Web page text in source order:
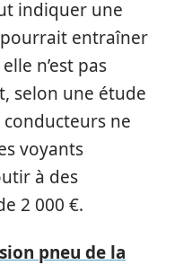
indiquer une
entraîner
n’est pas
selon une étude
ne
voyants
à des
2 000 €.
pneu de la